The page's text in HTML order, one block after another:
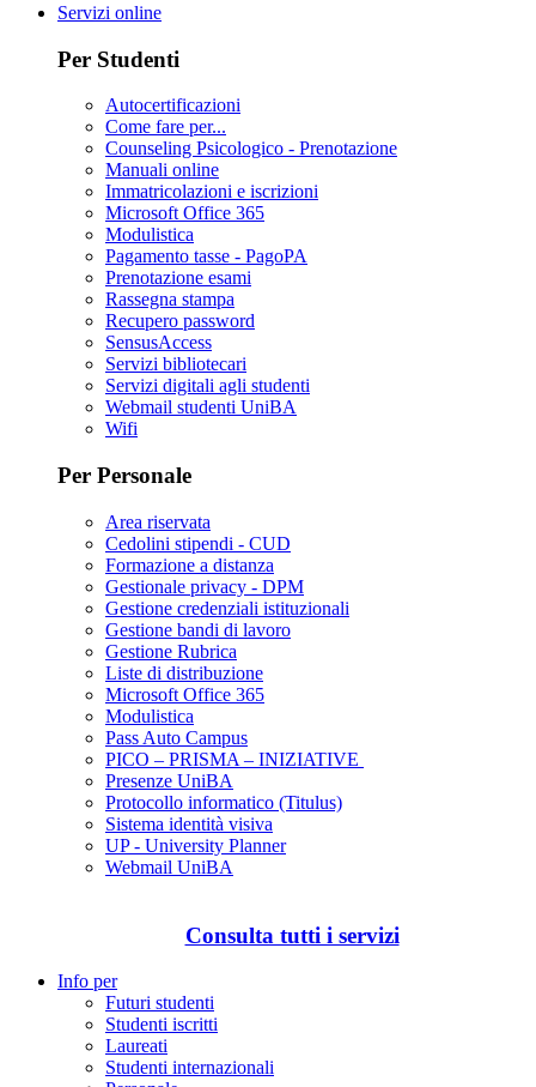
Servizi online
Per Studenti
Autocertificazioni
Come fare per...
Counseling Psicologico - Prenotazione
Manuali online
Immatricolazioni e iscrizioni
Microsoft Office 365
Modulistica
Pagamento tasse - PagoPA
Prenotazione esami
Rassegna stampa
Recupero password
SensusAccess
Servizi bibliotecari
Servizi digitali agli studenti
Webmail studenti UniBA
Wifi
Per Personale
Area riservata
Cedolini stipendi - CUD
Formazione a distanza
Gestionale privacy - DPM
Gestione credenziali istituzionali
Gestione bandi di lavoro
Gestione Rubrica
Liste di distribuzione
Microsoft Office 365
Modulistica
Pass Auto Campus
PICO – PRISMA – INIZIATIVE
Presenze UniBA
Protocollo informatico (Titulus)
Sistema identità visiva
UP - University Planner
Webmail UniBA
Consulta tutti i servizi
Info per
Futuri studenti
Studenti iscritti
Laureati
Studenti internazionali